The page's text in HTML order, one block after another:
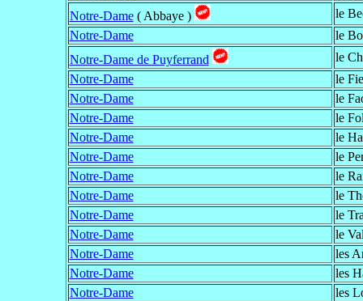
Notre-Dame( Abbaye )
le
Notre-Dame
le
Notre-Dame de Puyferrand
le
Notre-Dame
le
Notre-Dame
le
Notre-Dame
le
Notre-Dame
le
Notre-Dame
le
Notre-Dame
le
Notre-Dame
le
Notre-Dame
le
Notre-Dame
le
Notre-Dame
les
Notre-Dame
les
Notre-Dame
les